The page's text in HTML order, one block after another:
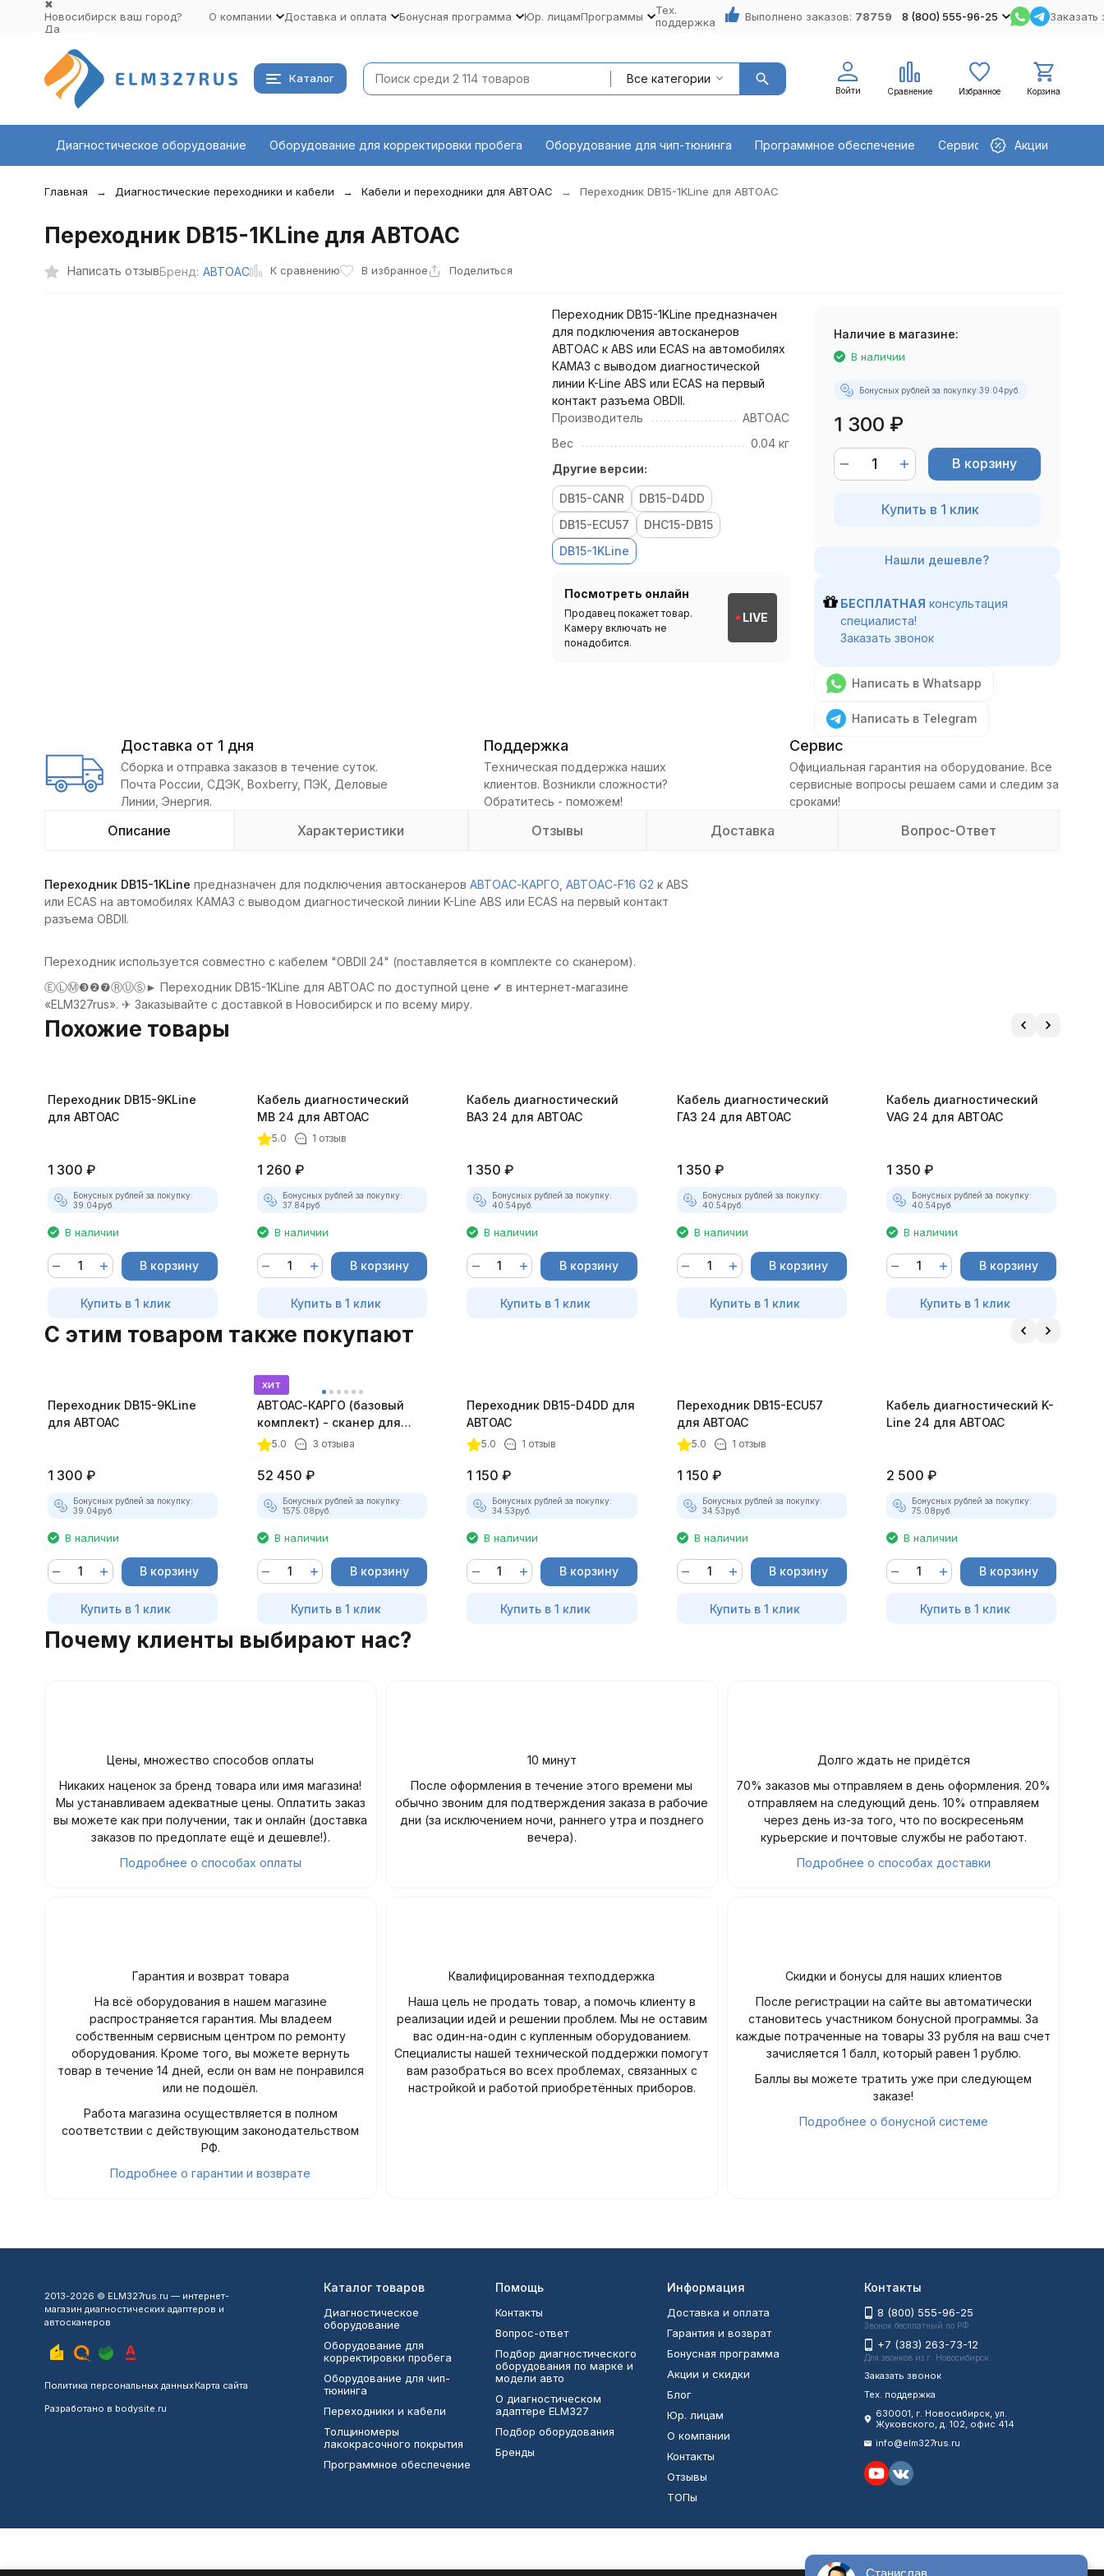
✖
Новосибирск ваш город?
Да
О компании Доставка и оплата Бонусная программа Юр. лицамПрограммы
Тех.
поддержка
Выполнено заказов: 78759 8 (800) 555-96-25 Заказать
Каталог Все категории
Войти Сравнение Избранное Корзина
Диагностическое оборудование Оборудование для корректировки пробега Оборудование для чип-тюнинга Программное обеспечение Сервисное оборудование
Акции
Главная Диагностические переходники и кабели Кабели и переходники для АВТОАС Переходник DB15-1KLine для АВТОАС
Переходник DB15-1KLine для АВТОАС
Написать отзывБренд: АВТОАС К сравнению В избранное Поделиться
Переходник DB15-1KLine предназначен
для подключения автосканеров
АВТОАС к ABS или ECAS на автомобилях
КАМАЗ с выводом диагностической
линии K-Line ABS или ECAS на первый
контакт разъема OBDII.
Производитель
АВТОАС
Вес
0.04 кг
Другие версии:
DB15-CANR
DB15-D4DD
DB15-ECU57
DHC15-DB15
DB15-1KLine
Посмотреть онлайн
Продавец покажет товар.
Камеру включать не
понадобится.
LIVE
Наличие в магазине:
В наличии
Бонусных рублей за покупку:39.04руб.
1 300 ₽
В корзину
Купить в 1 клик
БЕСПЛАТНАЯ консультация
специалиста!
Заказать звонок
Написать в Whatsapp
Написать в Telegram
Доставка от 1 дня
Сборка и отправка заказов в течение суток.
Почта России, СДЭК, Boxberry, ПЭК, Деловые
Линии, Энергия.
Поддержка
Техническая поддержка наших
клиентов. Возникли сложности?
Обратитесь - поможем!
Сервис
Официальная гарантия на оборудование. Все
сервисные вопросы решаем сами и следим за
сроками!
Описание Характеристики Отзывы Доставка Вопрос-Ответ
Переходник DB15-1KLine предназначен для подключения автосканеров АВТОАС-КАРГО АВТОАС-F16 G2 к ABS
или ECAS на автомобилях КАМАЗ с выводом диагностической линии K-Line ABS или ECAS на первый контакт
разъема OBDII.
Переходник используется совместно с кабелем "OBDII 24" (поставляется в комплекте со сканером).
ⒺⓁⓂ❸❷❼ⓇⓊⓈ► Переходник DB15-1KLine для АВТОАС по доступной цене ✔ в интернет-магазине
«ELM327rus». ✈ Заказывайте с доставкой в Новосибирск и по всему миру.
Похожие товары
Переходник DB15-9KLine
для АВТОАС
1 300 ₽
Бонусных рублей за покупку:
39.04руб.
В наличии
В корзину
Купить в 1 клик
Кабель диагностический
MB 24 для АВТОАС
5.0 1 отзыв
1 260 ₽
Бонусных рублей за покупку:
37.84руб.
В наличии
В корзину
Купить в 1 клик
Кабель диагностический
ВАЗ 24 для АВТОАС
1 350 ₽
Бонусных рублей за покупку:
40.54руб.
В наличии
В корзину
Купить в 1 клик
Кабель диагностический
ГАЗ 24 для АВТОАС
1 350 ₽
Бонусных рублей за покупку:
40.54руб.
В наличии
В корзину
Купить в 1 клик
Кабель диагностический
VAG 24 для АВТОАС
1 350 ₽
Бонусных рублей за покупку:
40.54руб.
В наличии
В корзину
Купить в 1 клик
C этим товаром также покупают
Переходник DB15-9KLine
для АВТОАС
1 300 ₽
Бонусных рублей за покупку:
39.04руб.
В наличии
В корзину
Купить в 1 клик
хит
АВТОАС-КАРГО (базовый
комплект) - сканер для
грузовых а/м, автобусов и
5.0 3 отзыва
52 450 ₽
Бонусных рублей за покупку:
1575.08руб.
В наличии
В корзину
Купить в 1 клик
Переходник DB15-D4DD для
АВТОАС
5.0 1 отзыв
1 150 ₽
Бонусных рублей за покупку:
34.53руб.
В наличии
В корзину
Купить в 1 клик
Переходник DB15-ECU57
для АВТОАС
5.0 1 отзыв
1 150 ₽
Бонусных рублей за покупку:
34.53руб.
В наличии
В корзину
Купить в 1 клик
Кабель диагностический K-
Line 24 для АВТОАС
2 500 ₽
Бонусных рублей за покупку:
75.08руб.
В наличии
В корзину
Купить в 1 клик
Почему клиенты выбирают нас?
Цены, множество способов оплаты
Никаких наценок за бренд товара или имя магазина!
Мы устанавливаем адекватные цены. Оплатить заказ
вы можете как при получении, так и онлайн (доставка
заказов по предоплате ещё и дешевле!).
Подробнее о способах оплаты
10 минут
После оформления в течение этого времени мы
обычно звоним для подтверждения заказа в рабочие
дни (за исключением ночи, раннего утра и позднего
вечера).
Долго ждать не придётся
70% заказов мы отправляем в день оформления. 20%
отправляем на следующий день. 10% отправляем
через день из-за того, что по воскресеньям
курьерские и почтовые службы не работают.
Подробнее о способах доставки
Гарантия и возврат товара
На всё оборудования в нашем магазине
распространяется гарантия. Мы владеем
собственным сервисным центром по ремонту
оборудования. Кроме того, вы можете вернуть
товар в течение 14 дней, если он вам не понравился
или не подошёл.
Работа магазина осуществляется в полном
соответствии с действующим законодательством
РФ.
Подробнее о гарантии и возврате
Квалифицированная техподдержка
Наша цель не продать товар, а помочь клиенту в
реализации идей и решении проблем. Мы не оставим
вас один-на-один с купленным оборудованием.
Специалисты нашей технической поддержки помогут
вам разобраться во всех проблемах, связанных с
настройкой и работой приобретённых приборов.
Скидки и бонусы для наших клиентов
После регистрации на сайте вы автоматически
становитесь участником бонусной программы. За
каждые потраченные на товары 33 рубля на ваш счет
зачисляется 1 балл, который равен 1 рублю.
Баллы вы можете тратить уже при следующем
заказе!
Подробнее о бонусной системе
2013-2026 © ELM327rus.ru — интернет-
магазин диагностических адаптеров и
автосканеров
Политика персональных данныхКарта сайта
Разработано в bodysite.ru
Каталог товаров
Диагностическое
оборудование
Оборудование для
корректировки пробега
Оборудование для чип-
тюнинга
Переходники и кабели
Толщиномеры
лакокрасочного покрытия
Программное обеспечение
Помощь
Контакты
Вопрос-ответ
Подбор диагностического
оборудования по марке и
модели авто
О диагностическом
адаптере ELM327
Подбор оборудования
Бренды
Информация
Доставка и оплата
Гарантия и возврат
Бонусная программа
Акции и скидки
Блог
Юр. лицам
О компании
Контакты
Отзывы
ТОПы
Контакты
8 (800) 555-96-25
Звонок бесплатный по РФ
+7 (383) 263-73-12
Для звонков из г. Новосибирск
Заказать звонок
Тех. поддержка
630001, г. Новосибирск, ул.
Жуковского, д. 102, офис 414
info@elm327rus.ru
Станислав